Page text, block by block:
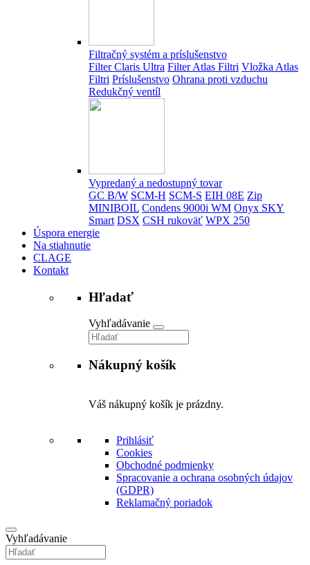
Filtračný systém a príslušenstvo
Filter Claris Ultra Filter Atlas Filtri Vložka Atlas
Filtri Príslušenstvo Ohrana proti vzduchu
Redukčný ventíl
Vypredaný a nedostupný tovar
GC B/W SCM-H SCM-S EIH 08E Zip
MINIBOIL Condens 9000i WM Onyx SKY
Smart DSX CSH rukoväť WPX 250
Úspora energie
Na stiahnutie
CLAGE
Kontakt
Hľadať
Vyhľadávanie
Nákupný košík
Váš nákupný košík je prázdny.
Prihlásiť
Cookies
Obchodné podmienky
Spracovanie a ochrana osobných údajov
(GDPR)
Reklamačný poriadok
Vyhľadávanie